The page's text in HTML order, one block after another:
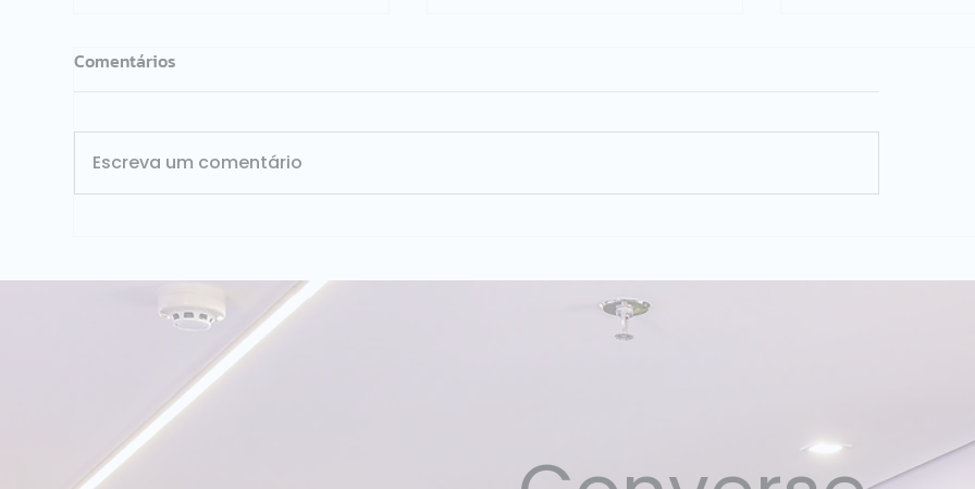
ajudam a eliminar
desperdícios e aumentar a
nos dois quadrantes
empresas com o
Comentários
Escreva um comentário